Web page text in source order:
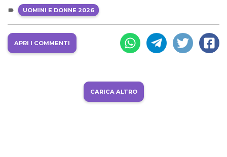
UOMINI E DONNE 2026
APRI I COMMENTI
CARICA ALTRO